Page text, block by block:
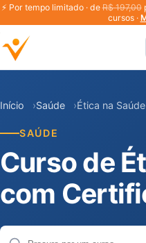
⚡ Por tempo limitado · deR$ 197,00
cursos ·
Início Saúde Ética na Saúde
SAÚDE
Curso de
com